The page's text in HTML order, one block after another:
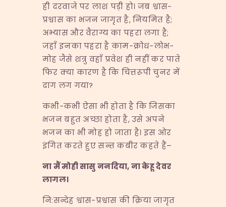
ही दरवाजे पर लाश पड़ी हो। जब श्वास-
प्रश्वास का भजन जागृत है, नियमित है;
अभ्यास और वैराग्य का पहरा लगा है;
जहाँ इनका पहरा है काम-क्रोध-लोभ-
मोह जैसे शत्रु वहाँ प्रवेश ही नहीं कर पाते
फिर क्या कारण है कि चित्तरूपी चुनर में
दाग लग गया?
कभी-कभी ऐसा भी होता है कि जिसका
भजन बहुत अच्छा होता है, उसे अपने
भजन का भी मोह हो जाता है। इस ओर
इंगित करते हुए सन्त कबीर कहते हैं–
ना मैं मोही सासु ननदिया,ना केहू देवर
लागल।
नि:सन्देह श्वास-प्रश्वास की क्रिया जागृत